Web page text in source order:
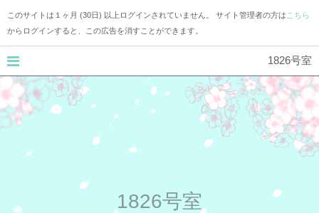
このサイトは１ヶ月 (30日) 以上ログインされていません。 サイト管理者の方は こちら
からログインすると、この広告を消すことができます。
1826号室
1826号室